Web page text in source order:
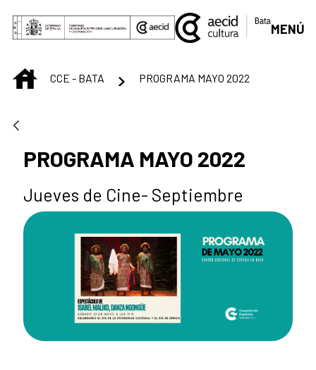
Skip to Main Content
MENÚ
INICIOCCE - BATA PROGRAMA MAYO 2022
PROGRAMA MAYO 2022
Jueves de Cine- Septiembre